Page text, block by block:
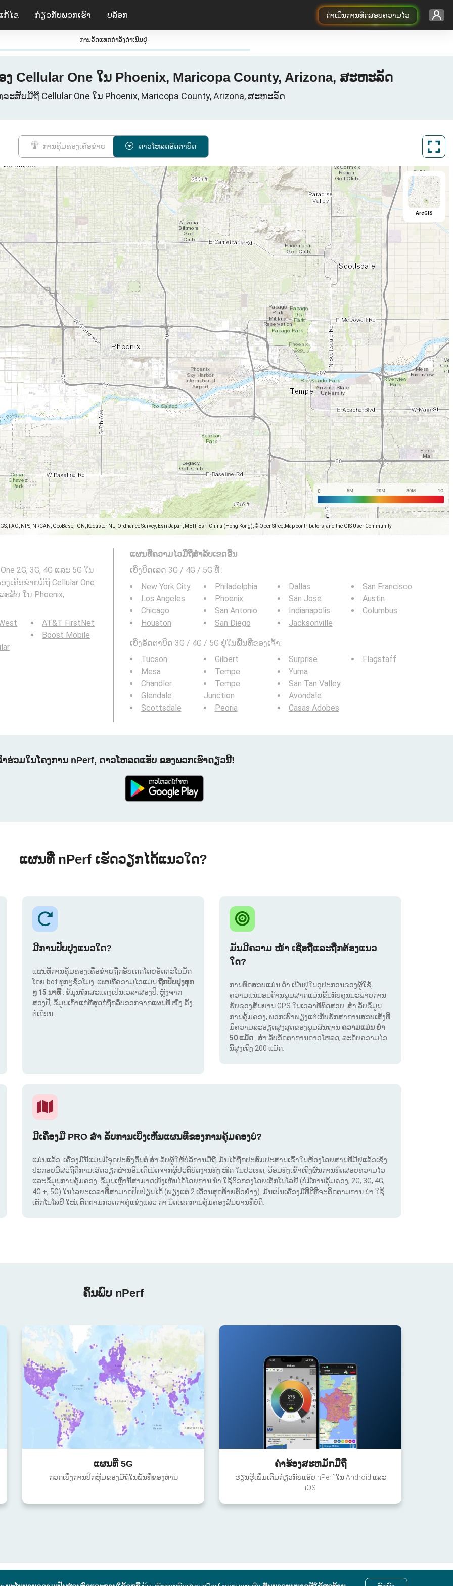
ດຳເນີນການທົດສອບຄວາມໄວ
ກ້ໄຂ ກ່ຽວ​ກັບ​ພວກ​ເຮົາ ບລັອກ
ການວັດແທກກໍາລັງດໍາເນີນຢູ່
Cellular One ໃນ Phoenix, Maricopa County, Arizona, ສະຫະລັດ
ະສັບມືຖື Cellular One ໃນ Phoenix, Maricopa County, Arizona, ສະຫະລັດ
ການຄຸ້ມຄອງເຄືອຂ່າຍ ດາວໂຫລດອັດຕາບິດ
FAO, NPS, NRCAN, GeoBase, IGN, Kadaster NL, Ordnance Survey, Esri Japan, METI, Esri China (Hong Kong), © OpenStreetMap contributors, and the GIS User Community
ArcGIS
2G, 3G, 4G ແລະ 5G ໃນ
ອງເຄືອຂ່າຍມືຖື Cellular One
ະສັບ ໃນ Phoenix,
AT&T FirstNet
Boost Mobile
ແຜນທີ່ຄວາມໄວມືຖືສໍາລັບເຂດອື່ນ
ເບິ່ງບິດເລດ 3G / 4G / 5G ທີ່ :
New York City
Los Angeles
Chicago
Houston
Philadelphia
Phoenix
San Antonio
San Diego
Dallas
San Jose
Indianapolis
Jacksonville
San Francisco
Austin
Columbus
ເບິ່ງອັດຕາບິດ 3G / 4G / 5G ຢູ່ໃນພື້ນທີ່ຂອງເຈົ້າ:
Tucson
Mesa
Chandler
Glendale
Scottsdale
Gilbert
Tempe
Tempe
Junction
Peoria
Surprise
Yuma
San Tan Valley
Avondale
Casas Adobes
Flagstaff
າຮ່ວມໃນໂຄງການ nPerf, ດາວໂຫລດແອັບ ຂອງພວກເຮົາດຽວນີ້!
ແຜນທີ່ nPerf ເຮັດວຽກໄດ້ແນວໃດ?
ມີການປັບປຸງແນວໃດ?
ແຜນທີ່ການຄຸ້ມຄອງເຄືອຂ່າຍຖືກອັບເດດໂດຍອັດຕະໂນມັດ
ໂດຍ bot ທຸກໆຊົ່ວໂມງ. ແຜນທີ່ຄວາມໄວແມ່ນຖືກປັບປຸງທຸກ
ໆ 15 ນາທີ . ຂໍ້ມູນຖືກສະແດງເປັນເວລາສອງປີ. ຫຼັງຈາກ
ສອງປີ, ຂໍ້ມູນເກົ່າແກ່ທີ່ສຸດກໍ່ຖືກລຶບອອກຈາກແຜນທີ່ ໜຶ່ງ ຄັ້ງ
ຕໍ່ເດືອນ.
ມັນມີຄວາມ ໜ້າ ເຊື່ອຖືແລະຖືກຕ້ອງແນວ
ໃດ?
ການທົດສອບແມ່ນ ດຳ ເນີນຢູ່ໃນອຸປະກອນຂອງຜູ້ໃຊ້.
ຄວາມແນ່ນອນດ້ານພູມສາດແມ່ນຂື້ນກັບຄຸນນະພາບການ
ຮັບຂອງສັນຍານ GPS ໃນເວລາທີ່ທົດສອບ. ສຳ ລັບຂໍ້ມູນ
ການຄຸ້ມຄອງ, ພວກເຮົາພຽງແຕ່ເກັບຮັກສາການສອບເສັງທີ່
ມີຄວາມລະອຽດສູງສຸດຂອງພູມສັນຖານ ຄວາມແມ່ນ ຍຳ
50 ແມັດ . ສຳ ລັບອັດຕາການດາວໂຫລດ, ລະດັບຄວາມໄວ
ນີ້ສູງເຖິງ 200 ແມັດ.
ມີເຄື່ອງມື PRO ສຳ ລັບການເບິ່ງເຫັນແຜນທີ່ຂອງການຄຸ້ມຄອງບໍ?
ແມ່ນແລ້ວ. ເຄື່ອງມືນີ້ແມ່ນມີຈຸດປະສົງຕົ້ນຕໍ ສຳ ລັບຜູ້ໃຫ້ບໍລິການມືຖື. ມັນໄດ້ຖືກປະສົມປະສານເຂົ້າໃນຫ້ອງໂດຍສານທີ່ມີຢູ່ແລ້ວເຊິ່ງ
ປະກອບມີສະຖິຕິການເຮັດວຽກຜ່ານອິນເຕີເນັດຈາກຜູ້ປະຕິບັດງານທັງ ໝົດ ໃນປະເທດ, ພ້ອມທັງເຂົ້າເຖິງຜົນການທົດສອບຄວາມໄວ
ແລະຂໍ້ມູນການຄຸ້ມຄອງ. ຂໍ້ມູນເຫຼົ່ານີ້ສາມາດເບິ່ງເຫັນໄດ້ໂດຍການ ນຳ ໃຊ້ຕົວກອງໂດຍເຕັກໂນໂລຢີ (ບໍ່ມີການຄຸ້ມຄອງ, 2G, 3G, 4G,
4G +, 5G) ໃນໄລຍະເວລາທີ່ສາມາດປັບປ່ຽນໄດ້ (ພຽງແຕ່ 2 ເດືອນສຸດທ້າຍຕົວຢ່າງ). ມັນເປັນເຄື່ອງມືທີ່ດີທີ່ຈະຕິດຕາມການ ນຳ ໃຊ້
ເຕັກໂນໂລຢີ ໃໝ່, ຕິດຕາມກວດກາຄູ່ແຂ່ງແລະ ກຳ ນົດເຂດການຄຸ້ມຄອງສັນຍານທີ່ບໍ່ດີ.
ຄົ້ນພົບ nPerf
ແຜນທີ່ 5G
ກວດເບິ່ງການປົກຫຸ້ມຂອງມືຖືໃນພື້ນທີ່ຂອງທ່ານ
ຄໍາຮ້ອງສະຫມັກມືຖື
ຮຽນຮູ້ເພີ່ມເຕີມກ່ຽວກັບແອັບ nPerf ໃນ Android ແລະ
iOS